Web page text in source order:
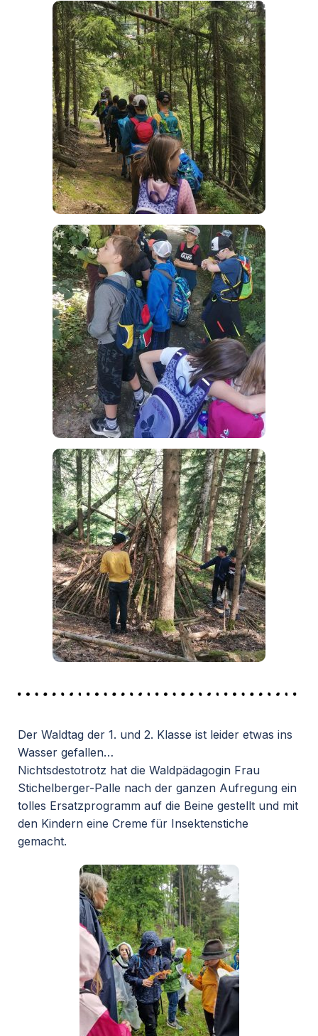
Der Waldtag der 1. und 2. Klasse ist leider etwas ins
Wasser gefallen…
Nichtsdestotrotz hat die Waldpädagogin Frau
Stichelberger-Palle nach der ganzen Aufregung ein
tolles Ersatzprogramm auf die Beine gestellt und mit
den Kindern eine Creme für Insektenstiche
gemacht.